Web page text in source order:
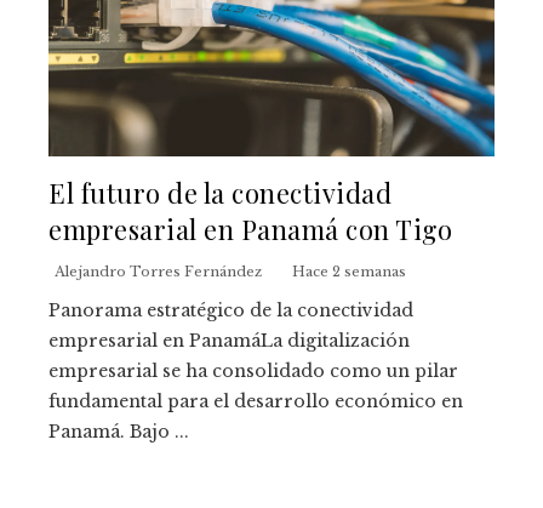
El futuro de la conectividad
empresarial en Panamá con Tigo
Alejandro Torres Fernández Hace 2 semanas
Panorama estratégico de la conectividad
empresarial en PanamáLa digitalización
empresarial se ha consolidado como un pilar
fundamental para el desarrollo económico en
Panamá. Bajo ...